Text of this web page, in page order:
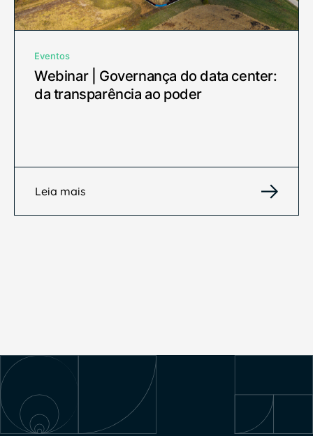
Eventos
Webinar | Governança do data center:
da transparência ao poder
Leia mais